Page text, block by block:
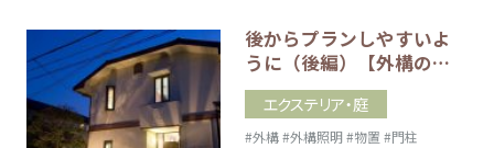
後からプランしやすいよ
うに（後編）【外構の…
エクステリア・庭
#外構#外構照明 #物置 #門柱